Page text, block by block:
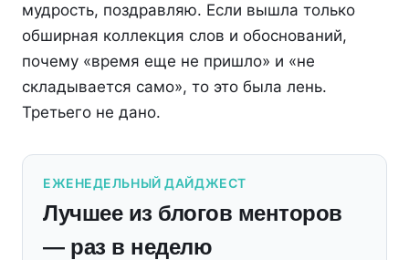
мудрость, поздравляю. Если вышла только
обширная коллекция слов и обоснований,
почему «время еще не пришло» и «не
складывается само», то это была лень.
Третьего не дано.
ЕЖЕНЕДЕЛЬНЫЙ ДАЙДЖЕСТ
Лучшее из блогов менторов
— раз в неделю